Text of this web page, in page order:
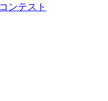
ンテスト